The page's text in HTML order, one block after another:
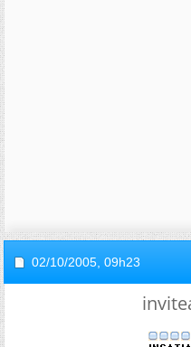
02/10/2005, 09h23